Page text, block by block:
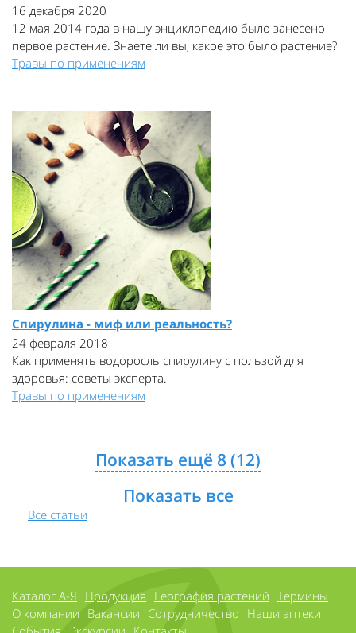
16 декабря 2020
12 мая 2014 года в нашу энциклопедию было занесено
первое растение. Знаете ли вы, какое это было растение?
Травы по применениям
Спирулина - миф или реальность?
24 февраля 2018
Как применять водоросль спирулину с пользой для
здоровья: советы эксперта.
Травы по применениям
Показать ещё 8 (12)
Показать все
Все статьи
Каталог А-Я Продукция География растений Термины
О компании Вакансии Сотрудничество Наши аптеки